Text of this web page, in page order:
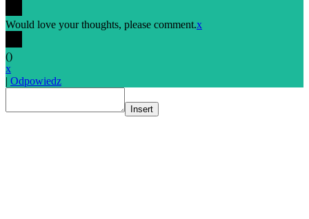
Would love your thoughts, please comment.x
()
x
| Odpowiedz
Insert